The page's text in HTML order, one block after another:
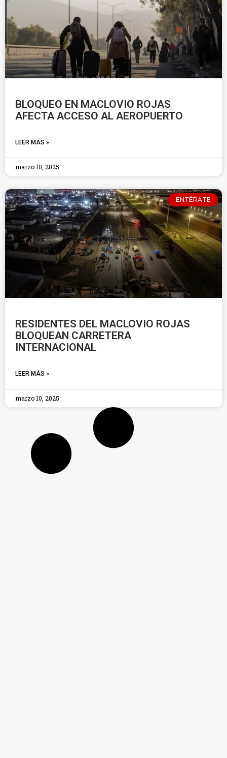
BLOQUEO EN MACLOVIO ROJAS
AFECTA ACCESO AL AEROPUERTO
LEER MÁS »
marzo 10, 2025
ENTÉRATE
RESIDENTES DEL MACLOVIO ROJAS
BLOQUEAN CARRETERA
INTERNACIONAL
LEER MÁS »
marzo 10, 2025